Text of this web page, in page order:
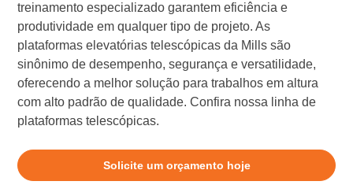
treinamento especializado garantem eficiência e
produtividade em qualquer tipo de projeto. As
plataformas elevatórias telescópicas da Mills são
sinônimo de desempenho, segurança e versatilidade,
oferecendo a melhor solução para trabalhos em altura
com alto padrão de qualidade. Confira nossa linha de
plataformas telescópicas.
Solicite um orçamento hoje